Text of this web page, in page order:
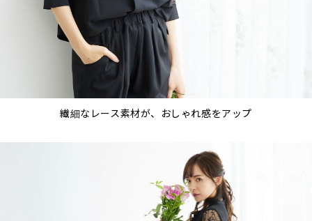
繊細なレース素材が、おしゃれ感をアップ